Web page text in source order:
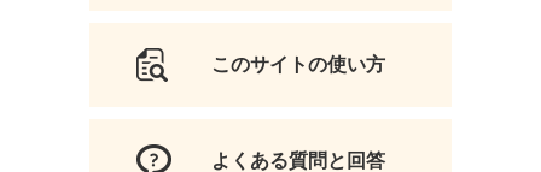
このサイトの使い方
よくある質問と回答